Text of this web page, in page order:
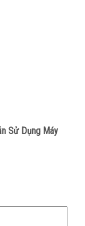
Sử Dụng Máy